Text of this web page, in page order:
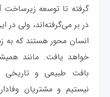
گرفته تا توسعه زیرساخت
در بر می‌گرفته‌اند، ولی در
انسان محور هستند که
خواهد یافت. مانند
بافت طبیعی و تاریخی
نیستیم و مشتریان